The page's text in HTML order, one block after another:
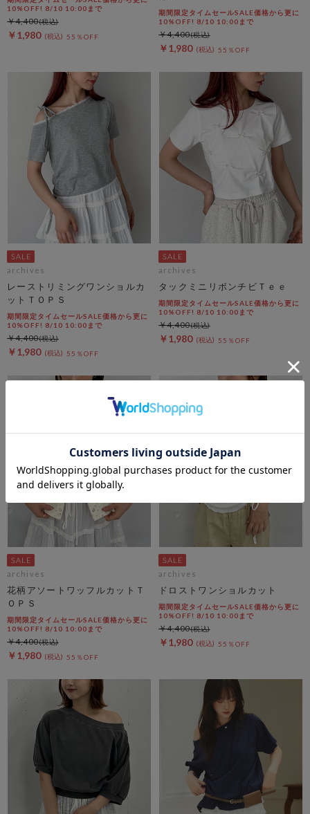
10%OFF! 8/10 10:00まで
￥1,980 55％OFF
￥4,400
期間限定タイムセールSALE価格から更に
10%OFF! 8/10 10:00まで
￥1,980 55％OFF
￥4,400
archives
レーストリミングワンショルカ
ットＴＯＰＳ
期間限定タイムセールSALE価格から更に
10%OFF! 8/10 10:00まで
￥1,980 55％OFF
￥4,400
archives
タックミニリボンチビＴｅｅ
期間限定タイムセールSALE価格から更に
10%OFF! 8/10 10:00まで
￥1,980 55％OFF
￥4,400
archives
花柄アソートワッフルカットＴ
ＯＰＳ
期間限定タイムセールSALE価格から更に
10%OFF! 8/10 10:00まで
￥1,980 55％OFF
￥4,400
archives
ドロストワンショルカット
期間限定タイムセールSALE価格から更に
10%OFF! 8/10 10:00まで
￥1,980 55％OFF
￥4,400